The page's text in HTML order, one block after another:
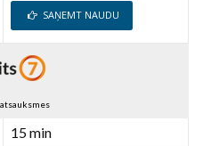
SAŅEMT NAUDU
atsauksmes
15 min